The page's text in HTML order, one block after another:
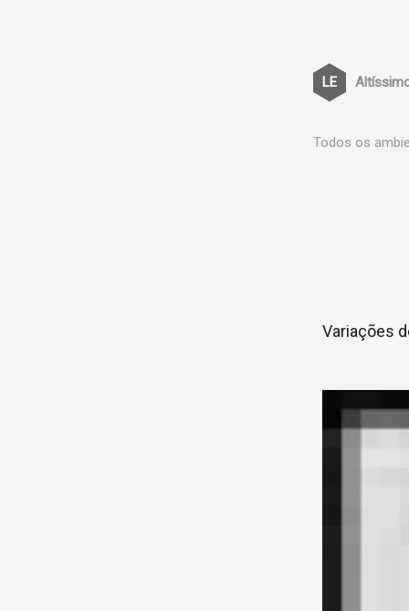
Todos os
Variações